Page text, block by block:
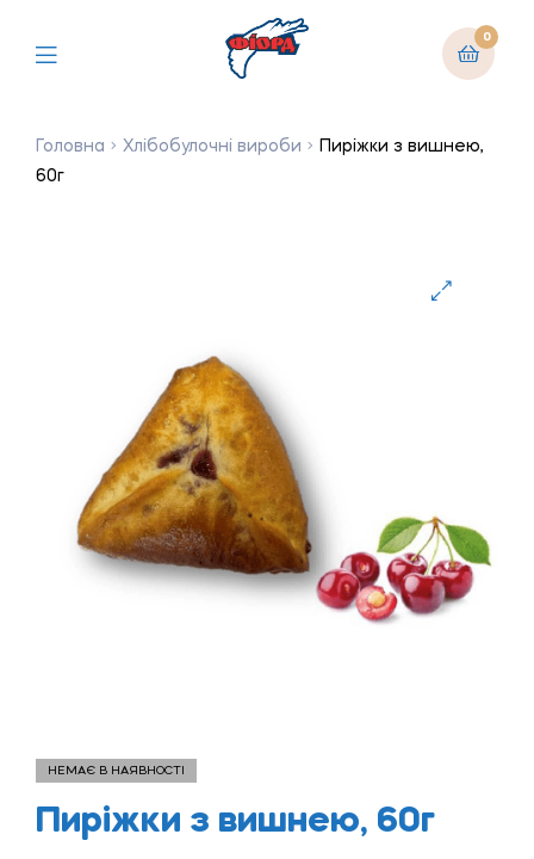
0
Головна Хлібобулочні вироби
Пиріжки з вишнею,
60г
НЕМАЄ В НАЯВНОСТІ
Пиріжки з вишнею, 60г